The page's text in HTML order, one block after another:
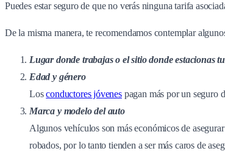
Puedes estar seguro de que no verás ninguna tarifa
De la misma manera, te recomendamos contemplar
Lugar donde trabajas o el sitio donde estacionas
Edad y género
Losconductores jóvenespagan más por un seguro
Marca y modelo del auto
Algunos vehículos son más económicos de
robados, por lo tanto tienden a ser más caros de